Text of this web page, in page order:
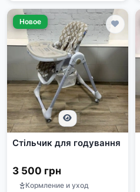
Новое
Стільчик для годування
3 500 грн
Кормление и уход